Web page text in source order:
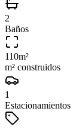
2
Baños
110m²
m² construidos
1
Estacionamientos